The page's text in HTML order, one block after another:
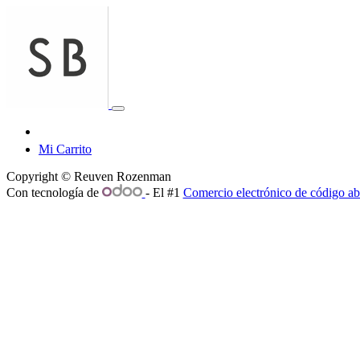
Mi Carrito
Copyright © Reuven Rozenman
Con tecnología de
- El #1 Comercio electrónico de código